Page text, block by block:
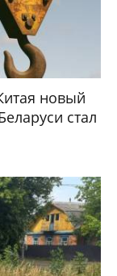
новый
стал